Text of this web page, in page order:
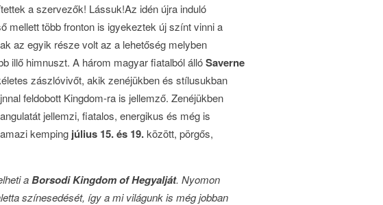
a szervezők! Lássuk!Az idén újra induló
mellett több fronton is igyekeztek új színt vinni a
az egyik része volt az a lehetőség melyben
illő himnuszt. A három magyar fiatalból állóSaverne
zászlóvivőt, akik zenéjükben és stílusukban
feldobott Kingdom-ra is jellemző. Zenéjükben
jellemzi, fiatalos, energikus és még is
kemping július 15. és 19.között, pörgős,
aBorsodi Kingdom of Hegyalját. Nyomon
színesedését, így a mi világunk is még jobban